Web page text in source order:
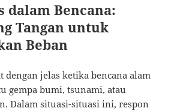
dalam Bencana:
Tangan untuk
Beban
dengan jelas ketika bencana alam
gempa bumi, tsunami, atau
Dalam situasi-situasi ini, respon